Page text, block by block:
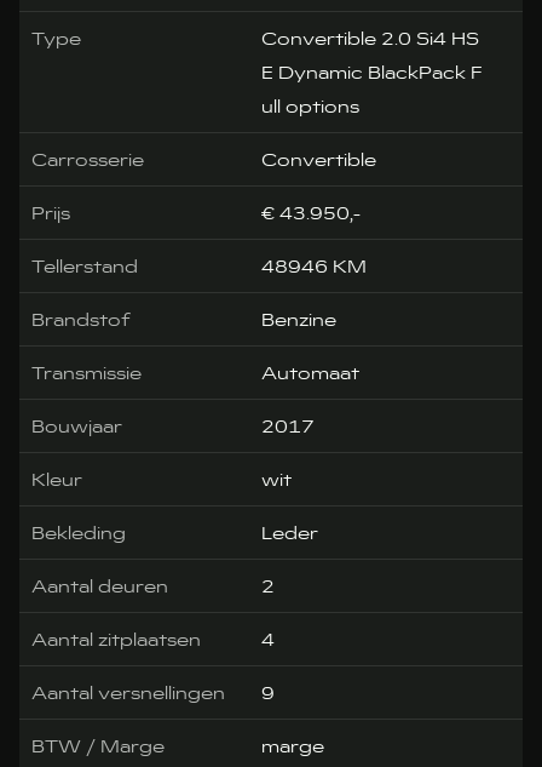
Type
Convertible 2.0 Si4 HS
E Dynamic BlackPack F
ull options
Carrosserie Convertible
Prijs € 43.950,-
Tellerstand 48946 KM
Brandstof Benzine
Transmissie Automaat
Bouwjaar 2017
Kleur wit
Bekleding Leder
Aantal deuren 2
Aantal zitplaatsen 4
Aantal versnellingen 9
BTW / Marge marge